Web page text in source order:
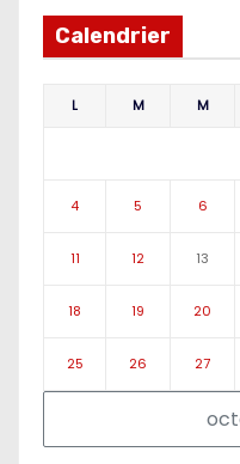
Calendrier
L M M
4 5 6
11 12 13
18 19 20
25 26 27